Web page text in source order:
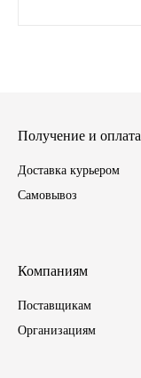
Книги, бланки
Диски
Получение и оплата
Доставка курьером
Самовывоз
Компаниям
Поставщикам
Организациям